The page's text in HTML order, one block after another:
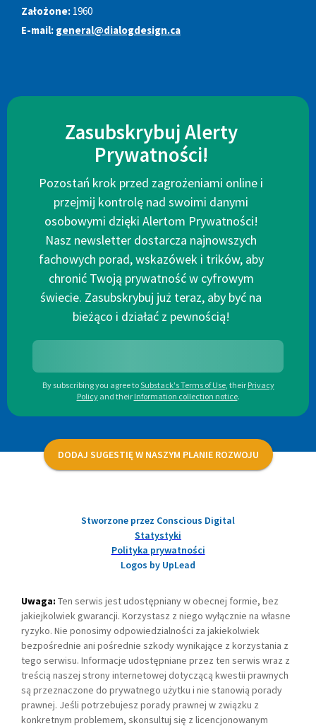
Założone: 1960
E-mail: general@dialogdesign.ca
Zasubskrybuj Alerty
Prywatności!
Pozostań krok przed zagrożeniami online i
przejmij kontrolę nad swoimi danymi
osobowymi dzięki Alertom Prywatności!
Nasz newsletter dostarcza najnowszych
fachowych porad, wskazówek i trików, aby
chronić Twoją prywatność w cyfrowym
świecie. Zasubskrybuj już teraz, aby być na
bieżąco i działać z pewnością!
By subscribing you agree toSubstack's Terms of Use, their Privacy
Policy and their Information collection notice.
DODAJ SUGESTIĘ W NASZYM PLANIE ROZWOJU
Stworzone przez Conscious Digital
Statystyki
Polityka prywatności
Logos by UpLead
Uwaga: Ten serwis jest udostępniany w obecnej formie, bez
jakiejkolwiek gwarancji. Korzystasz z niego wyłącznie na własne
ryzyko. Nie ponosimy odpowiedzialności za jakiekolwiek
bezpośrednie ani pośrednie szkody wynikające z korzystania z
tego serwisu. Informacje udostępniane przez ten serwis wraz z
treścią naszej strony internetowej dotyczącą kwestii prawnych
są przeznaczone do prywatnego użytku i nie stanowią porady
prawnej. Jeśli potrzebujesz porady prawnej w związku z
konkretnym problemem, skonsultuj się z licencjonowanym